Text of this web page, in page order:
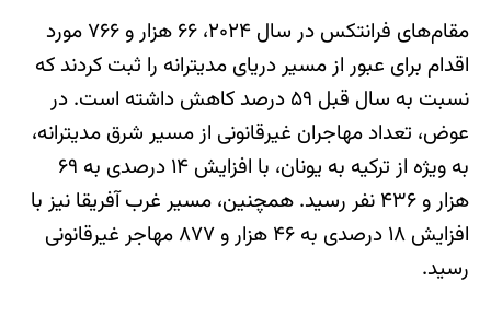
مقام‌های فرانتکس در سال ۲۰۲۴، ۶۶ هزار و ۷۶۶ مورد
اقدام برای عبور از مسیر دریای مدیترانه را ثبت کردند که
نسبت به سال قبل ۵۹ درصد کاهش داشته است. در
عوض، تعداد مهاجران غیرقانونی از مسیر شرق مدیترانه،
به ویژه از ترکیه به یونان، با افزایش ۱۴ درصدی به ۶۹
هزار و ۴۳۶ نفر رسید. همچنین، مسیر غرب آفریقا نیز با
افزایش ۱۸ درصدی به ۴۶ هزار و ۸۷۷ مهاجر غیرقانونی
رسید.